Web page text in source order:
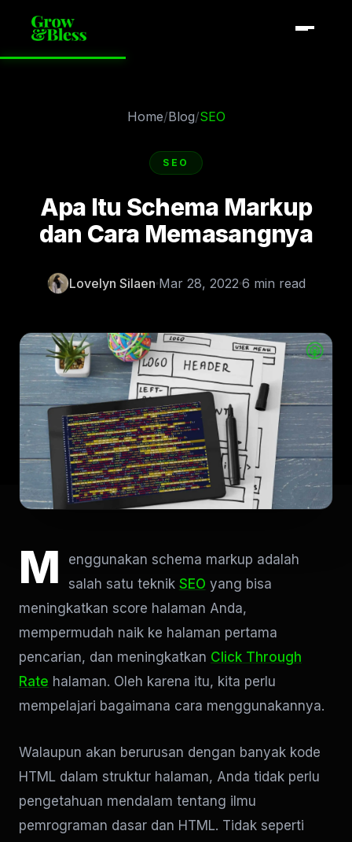
Home/Blog/SEO
SEO
Apa Itu Schema Markup
dan Cara Memasangnya
Lovelyn Silaen Mar 28, 2022 6 min read
M
enggunakan schema markup adalah
salah satu teknik SEO yang bisa
meningkatkan score halaman Anda,
mempermudah naik ke halaman pertama
pencarian, dan meningkatkan Click Through
Rate halaman. Oleh karena itu, kita perlu
mempelajari bagaimana cara menggunakannya.
Walaupun akan berurusan dengan banyak kode
HTML dalam struktur halaman, Anda tidak perlu
pengetahuan mendalam tentang ilmu
pemrograman dasar dan HTML. Tidak seperti